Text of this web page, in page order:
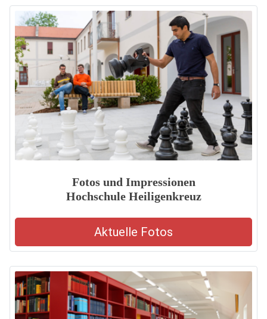
Fotos und Impressionen
Hochschule Heiligenkreuz
Aktuelle Fotos